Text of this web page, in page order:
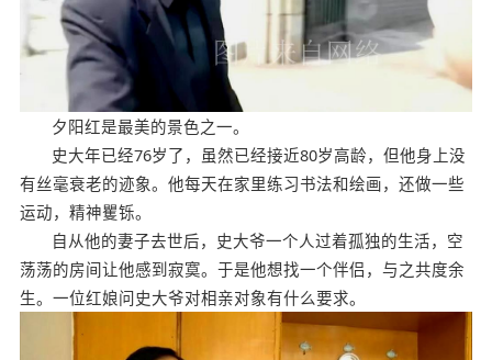
夕阳红是最美的景色之一。
史大年已经76岁了，虽然已经接近80岁高龄，但他身上没
有丝毫衰老的迹象。他每天在家里练习书法和绘画，还做一些
运动，精神矍铄。
自从他的妻子去世后，史大爷一个人过着孤独的生活，空
荡荡的房间让他感到寂寞。于是他想找一个伴侣，与之共度余
生。一位红娘问史大爷对相亲对象有什么要求。